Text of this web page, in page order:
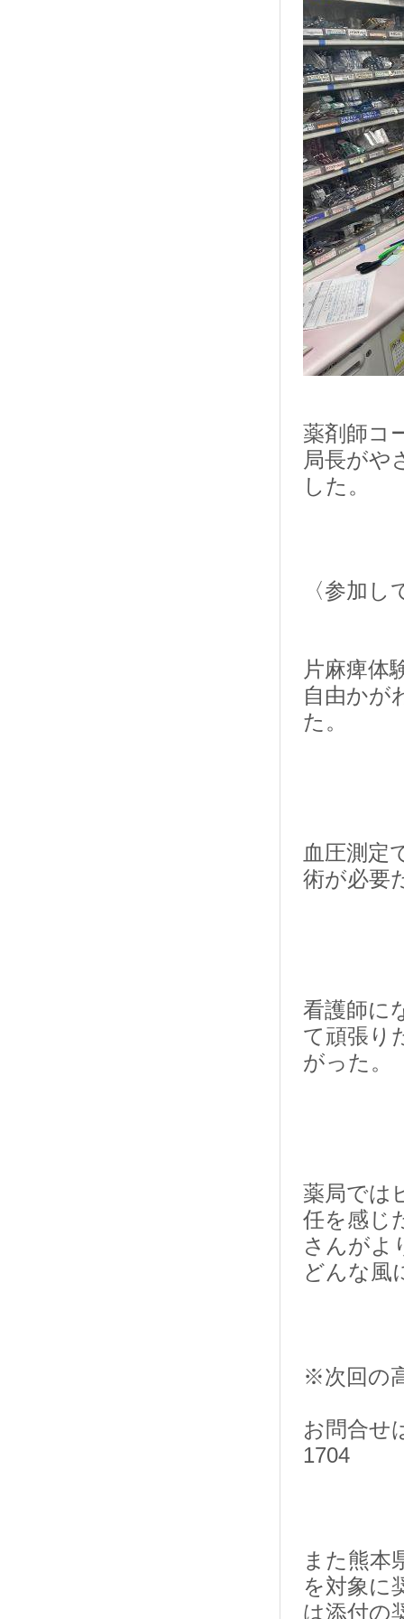
薬剤師コ
局長がや
した。
〈参加
片麻痺体
自由かが
た。
血圧測定
術が必要
看護師に
て頑張り
がった。
薬局では
任を感じ
さんがよ
どんな風
※次回の
お問合せ
1704
また熊本
を対象に
は添付の